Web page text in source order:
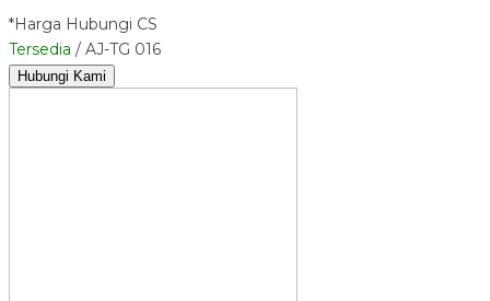
*Harga Hubungi CS
Tersedia / AJ-TG 016
Hubungi Kami